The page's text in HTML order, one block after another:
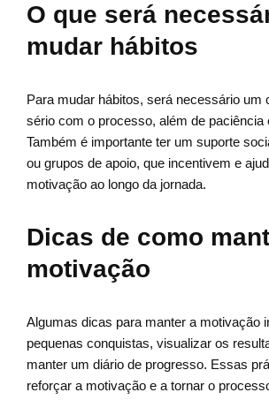
O que será
mudar hábitos
Para mudar hábitos, será necessário um
sério com o processo, além de paciência
Também é importante ter um suporte
ou grupos de apoio, que incentivem e
motivação ao longo da jornada.
Dicas de como
motivação
Algumas dicas para manter a motivação
pequenas conquistas, visualizar os
manter um diário de progresso. Essas
reforçar a motivação e a tornar o